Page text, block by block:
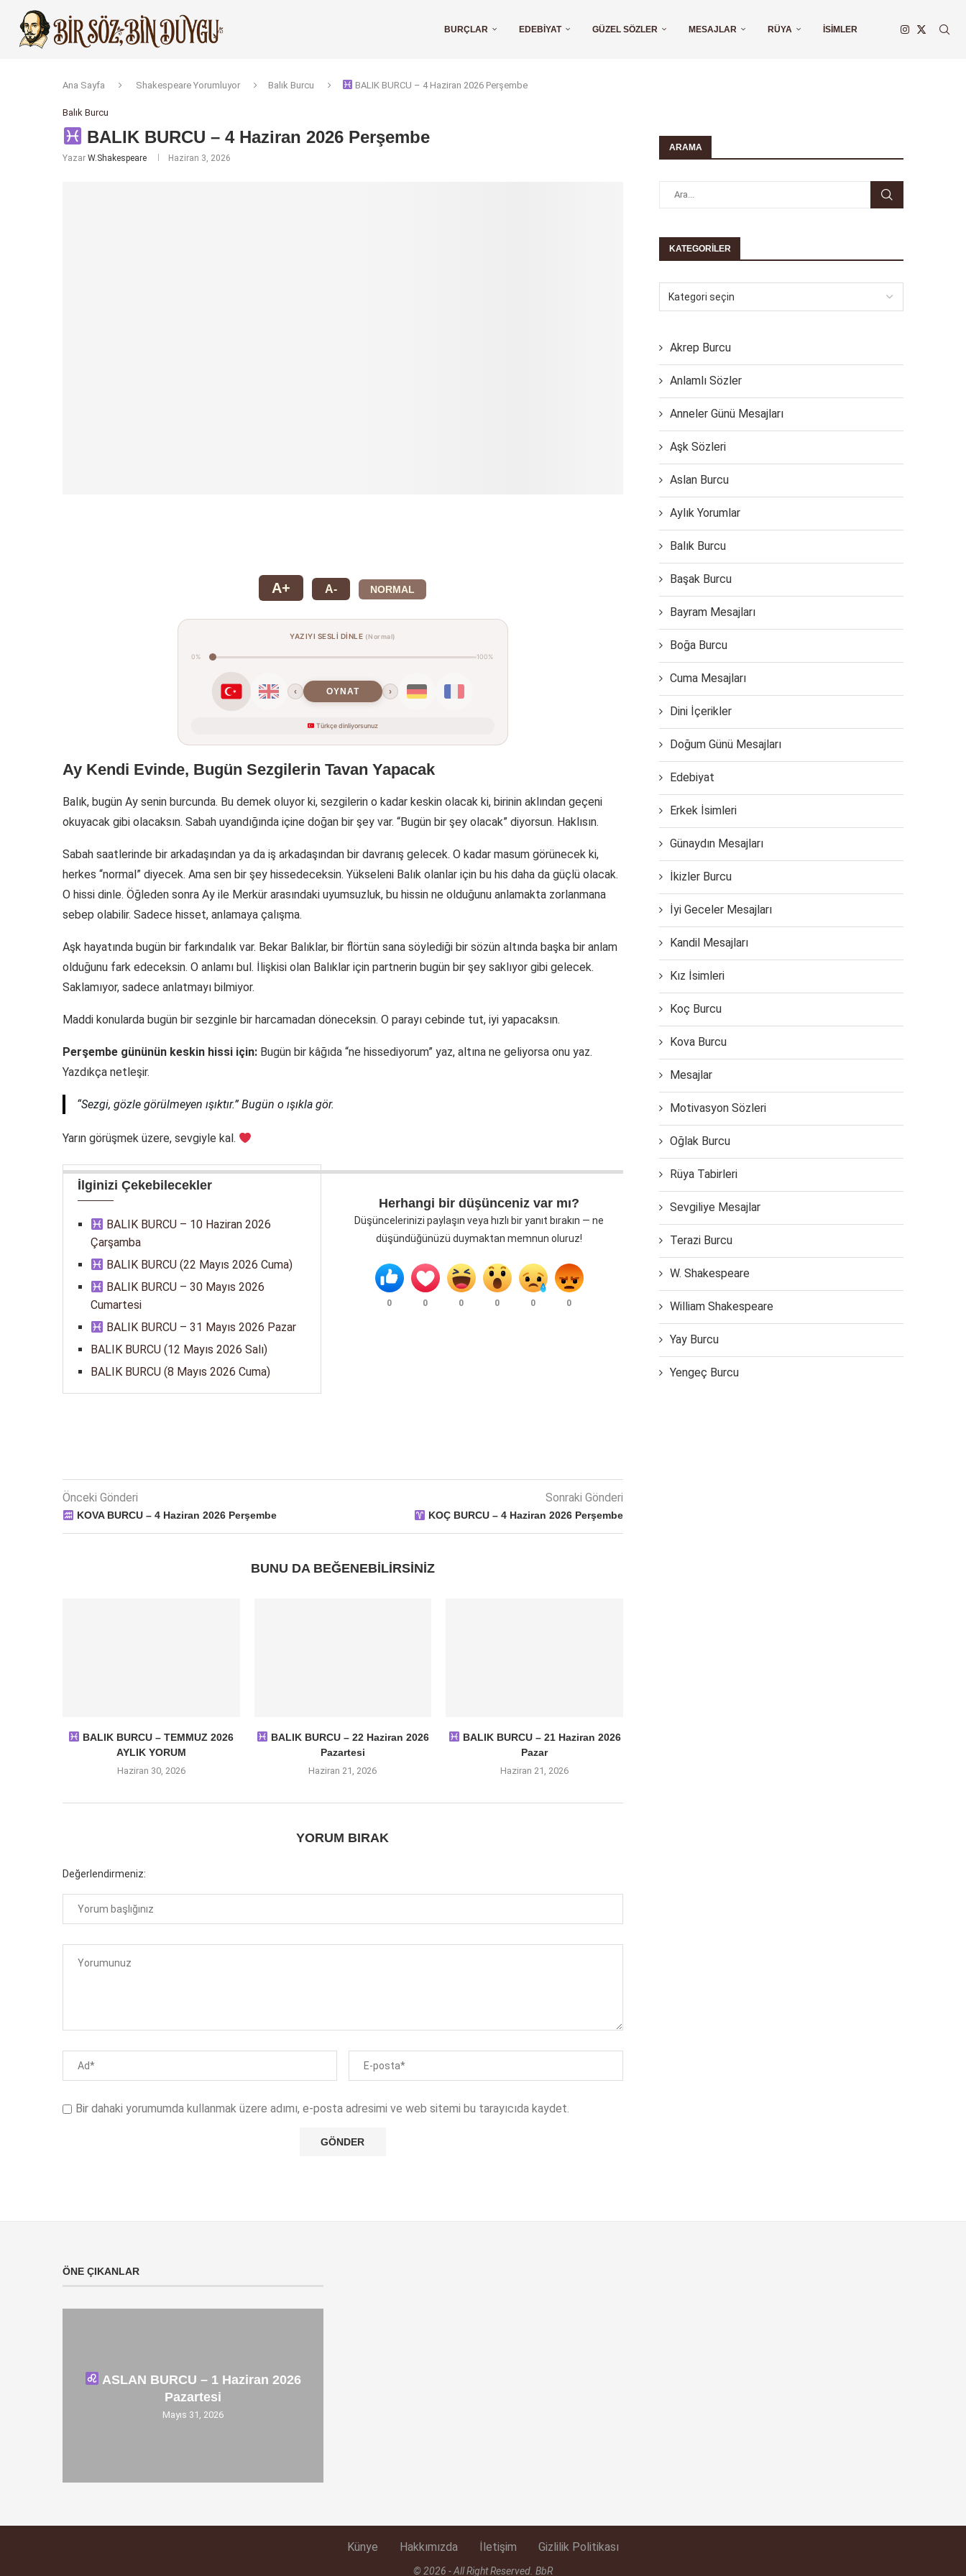
BURÇLAR EDEBIYAT GÜZEL SÖZLER MESAJLAR RÜYA İSIMLER
Ana Sayfa Shakespeare Yorumluyor Balık Burcu BALIK BURCU – 4 Haziran 2026 Perşembe
Balık Burcu
BALIK BURCU – 4 Haziran 2026 Perşembe
Yazar W.Shakespeare Haziran 3, 2026
A+ A- NORMAL
YAZIYI SESLİ DİNLE (Normal)
0% 100%
‹ OYNAT ›
Türkçe dinliyorsunuz
Ay Kendi Evinde, Bugün Sezgilerin Tavan Yapacak
Balık, bugün Ay senin burcunda. Bu demek oluyor ki, sezgilerin o kadar keskin olacak ki, birinin aklından geçeni
okuyacak gibi olacaksın. Sabah uyandığında içine doğan bir şey var. “Bugün bir şey olacak” diyorsun. Haklısın.
Sabah saatlerinde bir arkadaşından ya da iş arkadaşından bir davranış gelecek. O kadar masum görünecek ki,
herkes “normal” diyecek. Ama sen bir şey hissedeceksin. Yükseleni Balık olanlar için bu his daha da güçlü olacak.
O hissi dinle. Öğleden sonra Ay ile Merkür arasındaki uyumsuzluk, bu hissin ne olduğunu anlamakta zorlanmana
sebep olabilir. Sadece hisset, anlamaya çalışma.
Aşk hayatında bugün bir farkındalık var. Bekar Balıklar, bir flörtün sana söylediği bir sözün altında başka bir anlam
olduğunu fark edeceksin. O anlamı bul. İlişkisi olan Balıklar için partnerin bugün bir şey saklıyor gibi gelecek.
Saklamıyor, sadece anlatmayı bilmiyor.
Maddi konularda bugün bir sezginle bir harcamadan döneceksin. O parayı cebinde tut, iyi yapacaksın.
Perşembe gününün keskin hissi için: Bugün bir kâğıda “ne hissediyorum” yaz, altına ne geliyorsa onu yaz.
Yazdıkça netleşir.
“Sezgi, gözle görülmeyen ışıktır.” Bugün o ışıkla gör.
Yarın görüşmek üzere, sevgiyle kal.
İlginizi Çekebilecekler
BALIK BURCU – 10 Haziran 2026
Çarşamba
BALIK BURCU (22 Mayıs 2026 Cuma)
BALIK BURCU – 30 Mayıs 2026
Cumartesi
BALIK BURCU – 31 Mayıs 2026 Pazar
BALIK BURCU (12 Mayıs 2026 Salı)
BALIK BURCU (8 Mayıs 2026 Cuma)
Herhangi bir düşünceniz var mı?
Düşüncelerinizi paylaşın veya hızlı bir yanıt bırakın — ne
düşündüğünüzü duymaktan memnun oluruz!
0 0 0 0 0 0
Önceki Gönderi
KOVA BURCU – 4 Haziran 2026 Perşembe
Sonraki Gönderi
KOÇ BURCU – 4 Haziran 2026 Perşembe
BUNU DA BEĞENEBILIRSINIZ
BALIK BURCU – TEMMUZ 2026
AYLIK YORUM
Haziran 30, 2026
BALIK BURCU – 22 Haziran 2026
Pazartesi
Haziran 21, 2026
BALIK BURCU – 21 Haziran 2026
Pazar
Haziran 21, 2026
YORUM BIRAK
Değerlendirmeniz:
Bir dahaki yorumumda kullanmak üzere adımı, e-posta adresimi ve web sitemi bu tarayıcıda kaydet.
ARAMA
KATEGORILER
Akrep Burcu
Anlamlı Sözler
Anneler Günü Mesajları
Aşk Sözleri
Aslan Burcu
Aylık Yorumlar
Balık Burcu
Başak Burcu
Bayram Mesajları
Boğa Burcu
Cuma Mesajları
Dini İçerikler
Doğum Günü Mesajları
Edebiyat
Erkek İsimleri
Günaydın Mesajları
İkizler Burcu
İyi Geceler Mesajları
Kandil Mesajları
Kız İsimleri
Koç Burcu
Kova Burcu
Mesajlar
Motivasyon Sözleri
Oğlak Burcu
Rüya Tabirleri
Sevgiliye Mesajlar
Terazi Burcu
W. Shakespeare
William Shakespeare
Yay Burcu
Yengeç Burcu
ÖNE ÇIKANLAR
ASLAN BURCU – 1 Haziran 2026
Pazartesi
Mayıs 31, 2026
Künye Hakkımızda İletişim Gizlilik Politikası
© 2026 - All Right Reserved. BbR